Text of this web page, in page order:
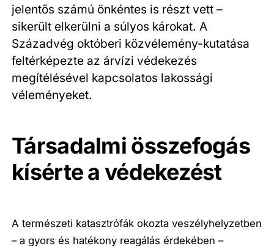
jelentős számú önkéntes is részt vett –
sikerült elkerülni a súlyos károkat. A
Századvég októberi közvélemény-kutatása
feltérképezte az árvízi védekezés
megítélésével kapcsolatos lakossági
véleményeket.
Társadalmi összefogás
kísérte a védekezést
A természeti katasztrófák okozta veszélyhelyzetben
– a gyors és hatékony reagálás érdekében –